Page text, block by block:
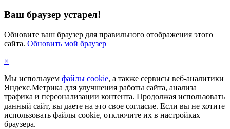
Ваш браузер устарел!
Обновите ваш браузер для правильного отображения этого
сайта. Обновить мой браузер
×
Мы используем файлы cookie, а также сервисы веб-аналитики
Яндекс.Метрика для улучшения работы сайта, анализа
трафика и персонализации контента. Продолжая использовать
данный сайт, вы даете на это свое согласие. Если вы не хотите
использовать файлы cookie, отключите их в настройках
браузера.